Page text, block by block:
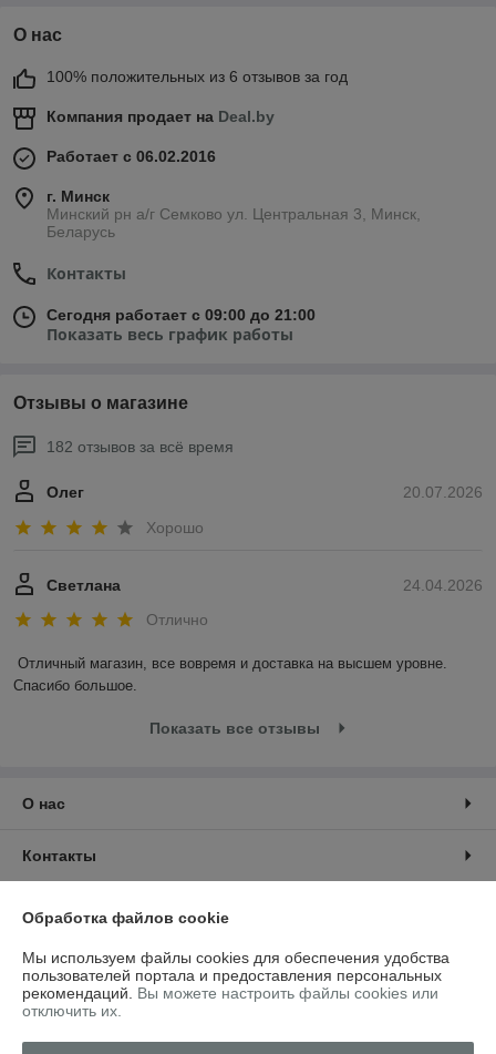
О нас
100% положительных из 6 отзывов за год
Компания продает на Deal.by
Работает с 06.02.2016
г. Минск
Минский рн а/г Семково ул. Центральная 3, Минск,
Беларусь
Контакты
Сегодня работает с 09:00 до 21:00
Показать весь график работы
Отзывы о магазине
182 отзывов за всё время
20.07.2026
Олег
Хорошо
24.04.2026
Светлана
Отлично
Отличный магазин, все вовремя и доставка на высшем уровне.
Спасибо большое.
Показать все отзывы
О нас
Контакты
График работы
Полная версия сайта
Обработка файлов cookie
Мы используем файлы cookies для обеспечения удобства
пользователей портала и предоставления персональных
рекомендаций. Вы можете настроить файлы cookies или
отключить их.